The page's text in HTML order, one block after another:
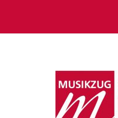
springen